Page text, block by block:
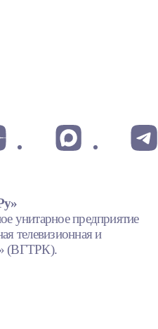
унитарное предприятие
телевизионная и
(ВГТРК).